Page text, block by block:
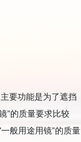
要功能是为了遮挡
”的质量要求比较
般用途用镜”的质量